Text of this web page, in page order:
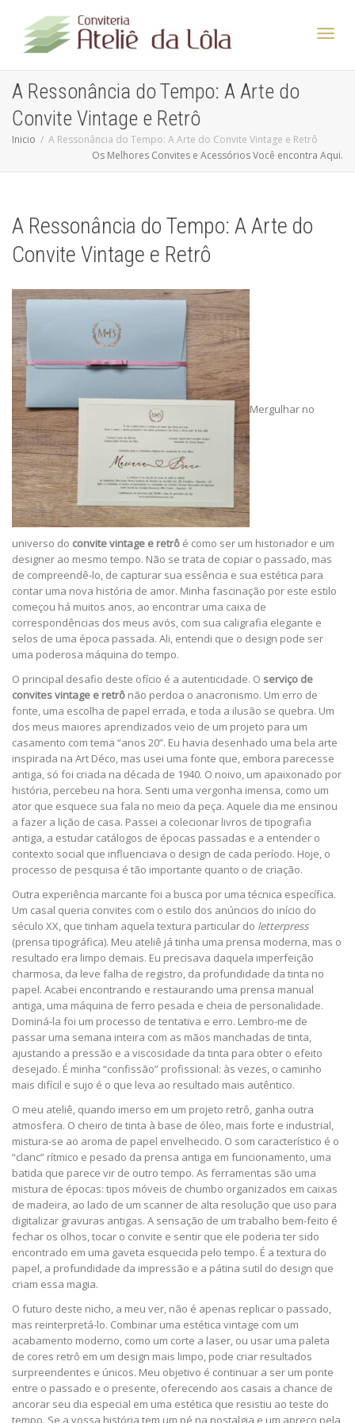
A Ressonância do Tempo: A Arte do
Convite Vintage e Retrô
Inicio
A Ressonância do Tempo: A Arte do Convite Vintage e Retrô
Os Melhores Convites e Acessórios Você encontra Aqui.
A Ressonância do Tempo: A Arte do
Convite Vintage e Retrô
Mergulhar no
universo do convite vintage e retrô é como ser um historiador e um
designer ao mesmo tempo. Não se trata de copiar o passado, mas
de compreendê-lo, de capturar sua essência e sua estética para
contar uma nova história de amor. Minha fascinação por este estilo
começou há muitos anos, ao encontrar uma caixa de
correspondências dos meus avós, com sua caligrafia elegante e
selos de uma época passada. Ali, entendi que o design pode ser
uma poderosa máquina do tempo.
O principal desafio deste ofício é a autenticidade. O serviço de
convites vintage e retrô não perdoa o anacronismo. Um erro de
fonte, uma escolha de papel errada, e toda a ilusão se quebra. Um
dos meus maiores aprendizados veio de um projeto para um
casamento com tema “anos 20”. Eu havia desenhado uma bela arte
inspirada na Art Déco, mas usei uma fonte que, embora parecesse
antiga, só foi criada na década de 1940. O noivo, um apaixonado por
história, percebeu na hora. Senti uma vergonha imensa, como um
ator que esquece sua fala no meio da peça. Aquele dia me ensinou
a fazer a lição de casa. Passei a colecionar livros de tipografia
antiga, a estudar catálogos de épocas passadas e a entender o
contexto social que influenciava o design de cada período. Hoje, o
processo de pesquisa é tão importante quanto o de criação.
Outra experiência marcante foi a busca por uma técnica específica.
Um casal queria convites com o estilo dos anúncios do início do
século XX, que tinham aquela textura particular do letterpress
(prensa tipográfica). Meu ateliê já tinha uma prensa moderna, mas o
resultado era limpo demais. Eu precisava daquela imperfeição
charmosa, da leve falha de registro, da profundidade da tinta no
papel. Acabei encontrando e restaurando uma prensa manual
antiga, uma máquina de ferro pesada e cheia de personalidade.
Dominá-la foi um processo de tentativa e erro. Lembro-me de
passar uma semana inteira com as mãos manchadas de tinta,
ajustando a pressão e a viscosidade da tinta para obter o efeito
desejado. É minha “confissão” profissional: às vezes, o caminho
mais difícil e sujo é o que leva ao resultado mais autêntico.
O meu ateliê, quando imerso em um projeto retrô, ganha outra
atmosfera. O cheiro de tinta à base de óleo, mais forte e industrial,
mistura-se ao aroma de papel envelhecido. O som característico é o
“clanc” rítmico e pesado da prensa antiga em funcionamento, uma
batida que parece vir de outro tempo. As ferramentas são uma
mistura de épocas: tipos móveis de chumbo organizados em caixas
de madeira, ao lado de um scanner de alta resolução que uso para
digitalizar gravuras antigas. A sensação de um trabalho bem-feito é
fechar os olhos, tocar o convite e sentir que ele poderia ter sido
encontrado em uma gaveta esquecida pelo tempo. É a textura do
papel, a profundidade da impressão e a pátina sutil do design que
criam essa magia.
O futuro deste nicho, a meu ver, não é apenas replicar o passado,
mas reinterpretá-lo. Combinar uma estética vintage com um
acabamento moderno, como um corte a laser, ou usar uma paleta
de cores retrô em um design mais limpo, pode criar resultados
surpreendentes e únicos. Meu objetivo é continuar a ser um ponte
entre o passado e o presente, oferecendo aos casais a chance de
ancorar seu dia especial em uma estética que resistiu ao teste do
tempo. Se a vossa história tem um pé na nostalgia e um apreço pela